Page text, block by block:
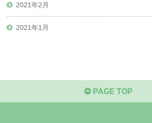
2021年2月
2021年1月
PAGE TOP